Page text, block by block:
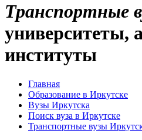
Транспортные
университеты,
институты
Главная
Образование в Иркутске
Вузы Иркутска
Поиск вуза в Иркутске
Транспортные вузы